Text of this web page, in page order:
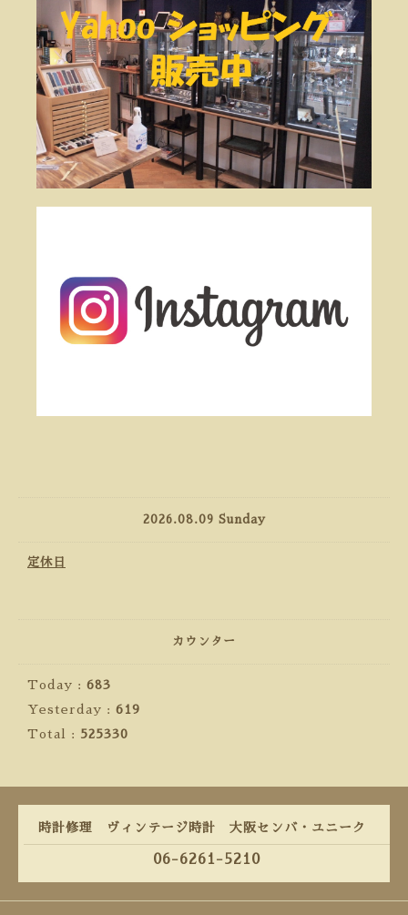
2026.08.09 Sunday
定休日
カウンター
Today : 683
Yesterday : 619
Total : 525330
時計修理 ヴィンテージ時計 大阪センバ・ユニーク
06-6261-5210